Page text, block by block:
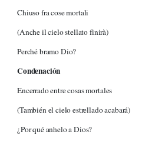
Chiuso fra cose mortali
(Anche il cielo stellato finirà)
Perché bramo Dio?
Condenación
Encerrado entre cosas mortales
(También el cielo estrellado acabará)
¿Por qué anhelo a Dios?